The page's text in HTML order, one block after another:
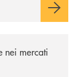
nei mercati